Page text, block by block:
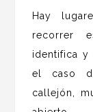
Hay
recorrer
identifica y
el caso
callejón,